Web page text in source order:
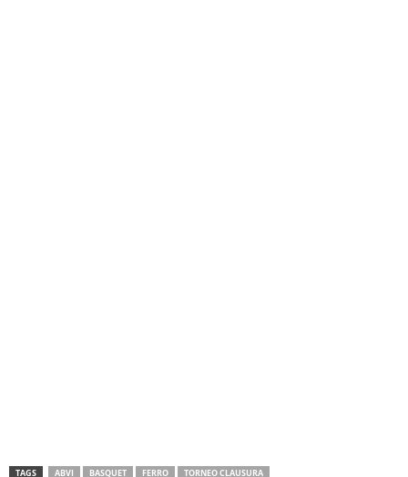
TAGS ABVI BASQUET FERRO TORNEO CLAUSURA